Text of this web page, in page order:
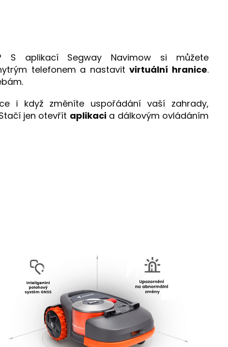
S aplikací Segway Navimow si můžete
telefonem a nastavitvirtuální hranice.
i když změníte uspořádání vaší zahrady,
jen otevřít aplikacia dálkovým ovládáním